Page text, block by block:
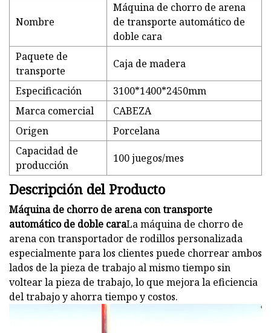
Nombre
Máquina de chorro de arena
de transporte automático de
doble cara
Paquete de
transporte
Caja de madera
Especificación
3100*1400*2450mm
Marca comercial
CABEZA
Origen
Porcelana
Capacidad de
producción
100 juegos/mes
Descripción del Producto
Máquina de chorro de arena con transporte
automático de doble caraLa máquina de chorro de
arena con transportador de rodillos personalizada
especialmente para los clientes puede chorrear ambos
lados de la pieza de trabajo al mismo tiempo sin
voltear la pieza de trabajo, lo que mejora la eficiencia
del trabajo y ahorra tiempo y costos.